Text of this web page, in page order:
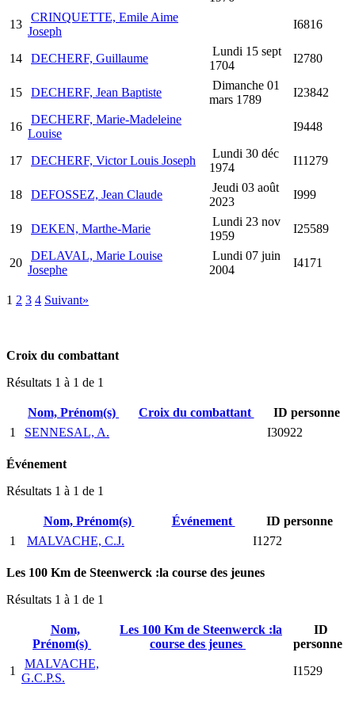
13
CRINQUETTE, Emile Aime
Joseph
I6816
14 DECHERF, Guillaume
Lundi 15 sept
1704
I2780
15 DECHERF, Jean Baptiste
Dimanche 01
mars 1789
I23842
16
DECHERF, Marie-Madeleine
Louise
I9448
17 DECHERF, Victor Louis Joseph
Lundi 30 déc
1974
I11279
18 DEFOSSEZ, Jean Claude
Jeudi 03 août
2023
I999
19 DEKEN, Marthe-Marie
Lundi 23 nov
1959
I25589
20
DELAVAL, Marie Louise
Josephe
Lundi 07 juin
2004
I4171
1 2 3 4 Suivant»
Croix du combattant
Résultats 1 à 1 de 1
Nom, Prénom(s) Croix du combattant
ID personne
1
SENNESAL, A. I30922
Événement
Résultats 1 à 1 de 1
Nom, Prénom(s) Événement
ID personne
1
MALVACHE, C.J. I1272
Les 100 Km de Steenwerck :la course des jeunes
Résultats 1 à 1 de 1
Nom,
Prénom(s)
Les 100 Km de Steenwerck :la
course des jeunes
ID
personne
1
MALVACHE,
G.C.P.S.
I1529